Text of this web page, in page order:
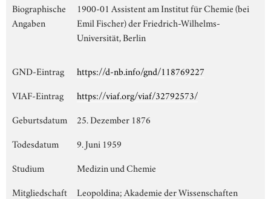
Biographische
Angaben
1900-01 Assistent am Institut für Chemie (bei
Emil Fischer) der Friedrich-Wilhelms-
Universität, Berlin
GND-Eintrag
https://d-nb.info/gnd/118769227
VIAF-Eintrag
https://viaf.org/viaf/32792573/
Geburtsdatum
25. Dezember 1876
Todesdatum
9. Juni 1959
Studium
Medizin und Chemie
Mitgliedschaft
Leopoldina; Akademie der Wissenschaften